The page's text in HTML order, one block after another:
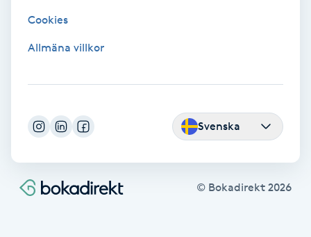
Fransrengöring
Friskvårdsmassage
Frisör
Cookies
Allmäna villkor
Svenska
© Bokadirekt 2026